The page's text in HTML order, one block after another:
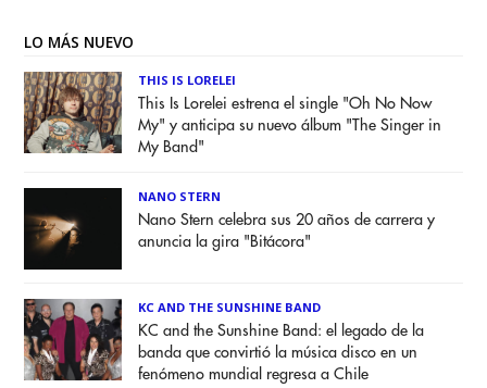
LO MÁS NUEVO
THIS IS LORELEI
This Is Lorelei estrena el single "Oh No Now
My" y anticipa su nuevo álbum "The Singer in
My Band"
NANO STERN
Nano Stern celebra sus 20 años de carrera y
anuncia la gira "Bitácora"
KC AND THE SUNSHINE BAND
KC and the Sunshine Band: el legado de la
banda que convirtió la música disco en un
fenómeno mundial regresa a Chile